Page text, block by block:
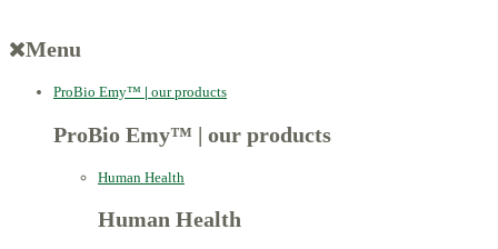
Menu
ProBio Emy™ | our products
ProBio Emy™ | our products
Human Health
Human Health